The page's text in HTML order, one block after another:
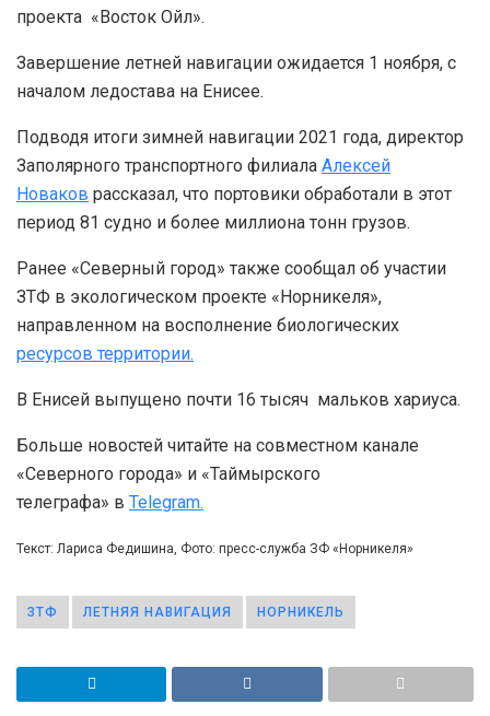
проекта «Восток Ойл».
Завершение летней навигации ожидается 1 ноября, с
началом ледостава на Енисее.
Подводя итоги зимней навигации 2021 года, директор
Заполярного транспортного филиала Алексей
Новаков рассказал, что портовики обработали в этот
период 81 судно и более миллиона тонн грузов.
Ранее «Северный город» также сообщал об участии
ЗТФ в экологическом проекте «Норникеля»,
направленном на восполнение биологических
ресурсов территории.
В Енисей выпущено почти 16 тысяч мальков хариуса.
Больше новостей читайте на совместном канале
«Северного города» и «Таймырского
телеграфа» в Telegram.
Текст: Лариса Федишина, Фото: пресс-служба ЗФ «Норникеля»
ЗТФ ЛЕТНЯЯ НАВИГАЦИЯ НОРНИКЕЛЬ